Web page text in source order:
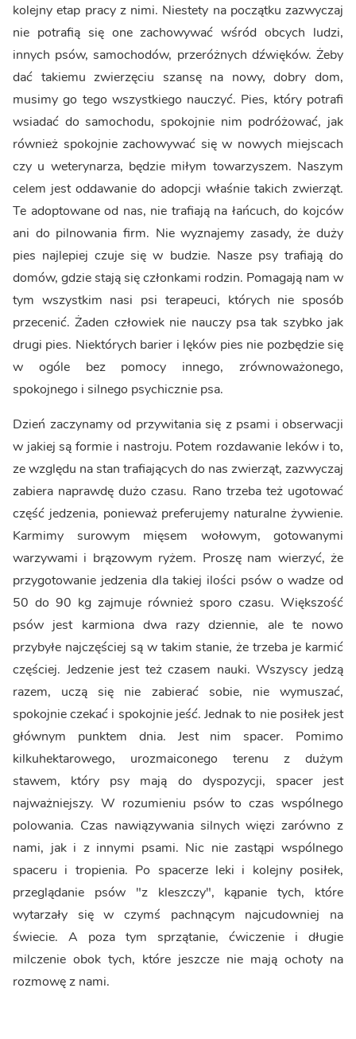
kolejny etap pracy z nimi. Niestety na początku zazwyczaj
nie potrafią się one zachowywać wśród obcych ludzi,
innych psów, samochodów, przeróżnych dźwięków. Żeby
dać takiemu zwierzęciu szansę na nowy, dobry dom,
musimy go tego wszystkiego nauczyć. Pies, który potrafi
wsiadać do samochodu, spokojnie nim podróżować, jak
również spokojnie zachowywać się w nowych miejscach
czy u weterynarza, będzie miłym towarzyszem. Naszym
celem jest oddawanie do adopcji właśnie takich zwierząt.
Te adoptowane od nas, nie trafiają na łańcuch, do kojców
ani do pilnowania firm. Nie wyznajemy zasady, że duży
pies najlepiej czuje się w budzie. Nasze psy trafiają do
domów, gdzie stają się członkami rodzin. Pomagają nam w
tym wszystkim nasi psi terapeuci, których nie sposób
przecenić. Żaden człowiek nie nauczy psa tak szybko jak
drugi pies. Niektórych barier i lęków pies nie pozbędzie się
w ogóle bez pomocy innego, zrównoważonego,
spokojnego i silnego psychicznie psa.
Dzień zaczynamy od przywitania się z psami i obserwacji
w jakiej są formie i nastroju. Potem rozdawanie leków i to,
ze względu na stan trafiających do nas zwierząt, zazwyczaj
zabiera naprawdę dużo czasu. Rano trzeba też ugotować
część jedzenia, ponieważ preferujemy naturalne żywienie.
Karmimy surowym mięsem wołowym, gotowanymi
warzywami i brązowym ryżem. Proszę nam wierzyć, że
przygotowanie jedzenia dla takiej ilości psów o wadze od
50 do 90 kg zajmuje również sporo czasu. Większość
psów jest karmiona dwa razy dziennie, ale te nowo
przybyłe najczęściej są w takim stanie, że trzeba je karmić
częściej. Jedzenie jest też czasem nauki. Wszyscy jedzą
razem, uczą się nie zabierać sobie, nie wymuszać,
spokojnie czekać i spokojnie jeść. Jednak to nie posiłek jest
głównym punktem dnia. Jest nim spacer. Pomimo
kilkuhektarowego, urozmaiconego terenu z dużym
stawem, który psy mają do dyspozycji, spacer jest
najważniejszy. W rozumieniu psów to czas wspólnego
polowania. Czas nawiązywania silnych więzi zarówno z
nami, jak i z innymi psami. Nic nie zastąpi wspólnego
spaceru i tropienia. Po spacerze leki i kolejny posiłek,
przeglądanie psów "z kleszczy", kąpanie tych, które
wytarzały się w czymś pachnącym najcudowniej na
świecie. A poza tym sprzątanie, ćwiczenie i długie
milczenie obok tych, które jeszcze nie mają ochoty na
rozmowę z nami.